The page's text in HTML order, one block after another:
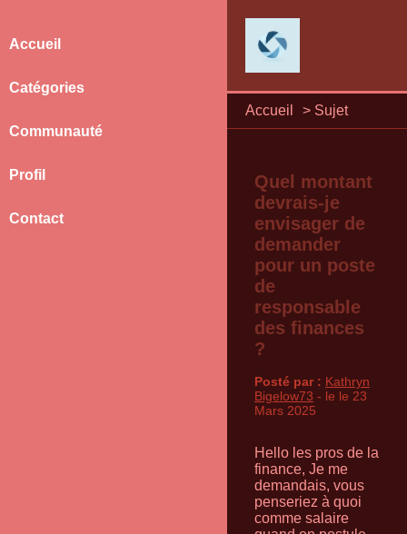
Accueil > Sujet
Accueil
Catégories
Communauté
Profil
Contact
Quel montant
devrais-je
envisager de
demander
pour un poste
de
responsable
des finances
?
Posté par : Kathryn
Bigelow73 - le le 23
Mars 2025
Hello les pros de la
finance, Je me
demandais, vous
penseriez à quoi
comme salaire